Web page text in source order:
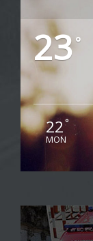
23°
22°
MON